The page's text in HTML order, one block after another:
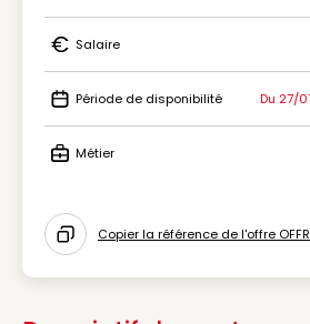
Icon Type de contrat
Icon Salaire
Salaire
Icon Période de disponibilité
Période de disponibilité Du 27/
Métier
Icon copy to clipboard
Copier la référence de l'offre